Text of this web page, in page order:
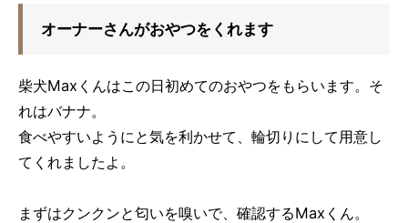
オーナーさんがおやつをくれます
柴犬Maxくんはこの日初めてのおやつをもらいます。そ
れはバナナ。
食べやすいようにと気を利かせて、輪切りにして用意し
てくれましたよ。
まずはクンクンと匂いを嗅いで、確認するMaxくん。